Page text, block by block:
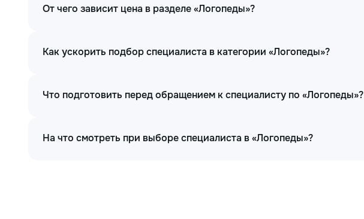
От чего зависит цена в разделе «Логопеды»?
Как ускорить подбор специалиста в категории «Логопеды»?
Что подготовить перед обращением к специалисту по «Логопеды»?
На что смотреть при выборе специалиста в «Логопеды»?